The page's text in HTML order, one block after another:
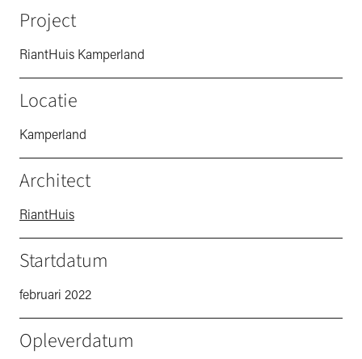
Project
RiantHuis Kamperland
Locatie
Kamperland
Architect
RiantHuis
Startdatum
februari 2022
Opleverdatum